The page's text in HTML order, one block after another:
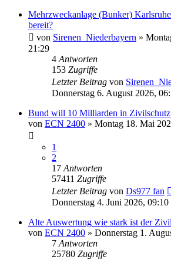
Mehrzweckanlage (Bunker)
bereit?
von Sirenen_Niederbayern »
21:29
4 Antworten
153 Zugriffe
Letzter Beitrag von
Donnerstag 6. August 2026,
Bund will 10 Milliarden in Zivilschutz
von ECN 2400 » Montag 18. Mai
1
2
17 Antworten
57411 Zugriffe
Letzter Beitrag von Ds977 fan
Donnerstag 4. Juni 2026, 09:10
Alte Auswertung wie stark ist der
von ECN 2400 » Donnerstag 1.
7 Antworten
25780 Zugriffe